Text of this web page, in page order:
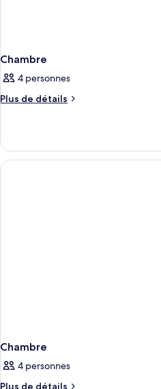
Chambre
4 personnes
Plus de détails
Plus
le
type
de
Chambre
4 personnes
Plus de détails
Plus